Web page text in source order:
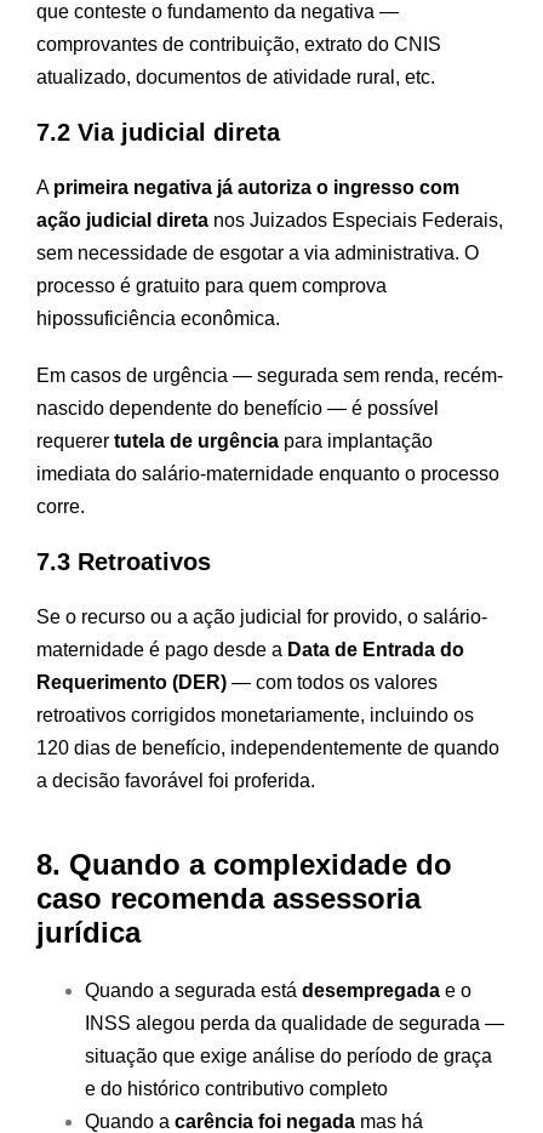
que conteste o fundamento da negativa —
comprovantes de contribuição, extrato do CNIS
atualizado, documentos de atividade rural, etc.
7.2 Via judicial direta
A primeira negativa já autoriza o ingresso com
ação judicial direta nos Juizados Especiais Federais,
sem necessidade de esgotar a via administrativa. O
processo é gratuito para quem comprova
hipossuficiência econômica.
Em casos de urgência — segurada sem renda, recém-
nascido dependente do benefício — é possível
requerer tutela de urgência para implantação
imediata do salário-maternidade enquanto o processo
corre.
7.3 Retroativos
Se o recurso ou a ação judicial for provido, o salário-
maternidade é pago desde a Data de Entrada do
Requerimento (DER) — com todos os valores
retroativos corrigidos monetariamente, incluindo os
120 dias de benefício, independentemente de quando
a decisão favorável foi proferida.
8. Quando a complexidade do
caso recomenda assessoria
jurídica
Quando a segurada está desempregada e o
INSS alegou perda da qualidade de segurada —
situação que exige análise do período de graça
e do histórico contributivo completo
Quando a carência foi negada mas há